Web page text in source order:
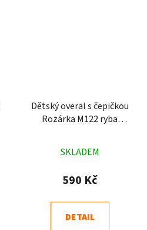
Dětský overal s čepičkou
Rozárka M122 ryba
hodnocení
produktu
4,9
z
SKLADEM
590 Kč
DETAIL